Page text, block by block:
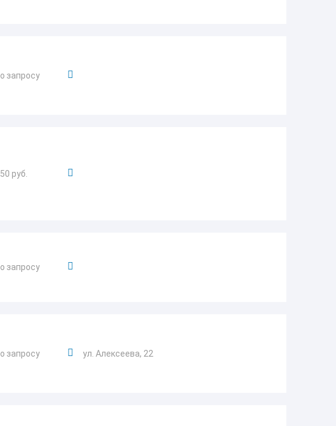
запросу
руб.
запросу
запросу ул. Алексеева, 22